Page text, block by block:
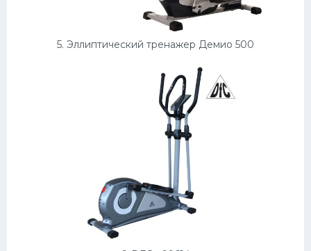
5. Эллиптический тренажер Демио 500